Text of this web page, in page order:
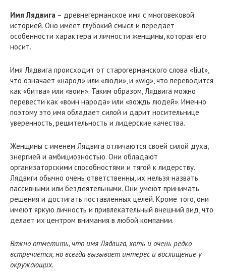
Имя Лядвига – древнегерманское имя с многовековой
историей. Оно имеет глубокий смысл и передает
особенности характера и личности женщины, которая его
носит.
Имя Лядвига происходит от старогерманского слова «liut»,
что означает «народ» или «люди», и «wig», что переводится
как «битва» или «воин». Таким образом, Лядвига можно
перевести как «воин народа» или «вождь людей». Именно
поэтому это имя обладает силой и дарит носительнице
уверенность, решительность и лидерские качества.
Женщины с именем Лядвига отличаются своей силой духа,
энергией и амбициозностью. Они обладают
организаторскими способностями и тягой к лидерству.
Лядвиги обычно очень ответственны, их нельзя назвать
пассивными или бездеятельными. Они умеют принимать
решения и достигать поставленных целей. Кроме того, они
имеют яркую личность и привлекательный внешний вид, что
делает их центром внимания в любой компании.
Важно отметить, что имя Лядвига, хоть и очень редко
встречается, но всегда вызывает интерес и восхищение у
окружающих.